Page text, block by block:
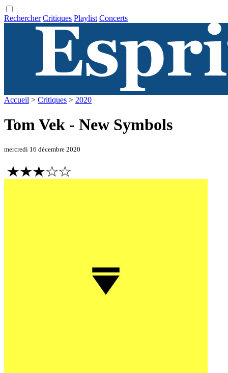
Rechercher Critiques Playlist Concerts
Accueil > Critiques > 2020
Tom Vek - New Symbols
mercredi 16 décembre 2020